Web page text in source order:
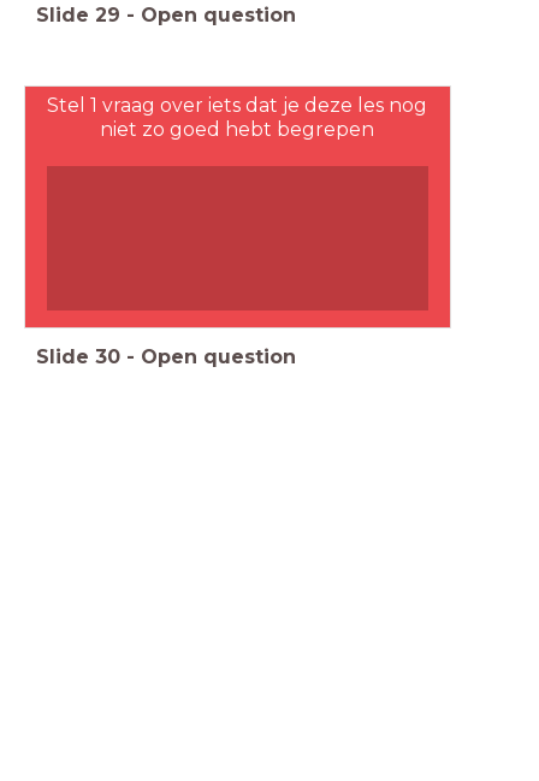
Slide 29 - Open question
Stel 1 vraag over iets dat je deze les nog
niet zo goed hebt begrepen
Slide 30 - Open question